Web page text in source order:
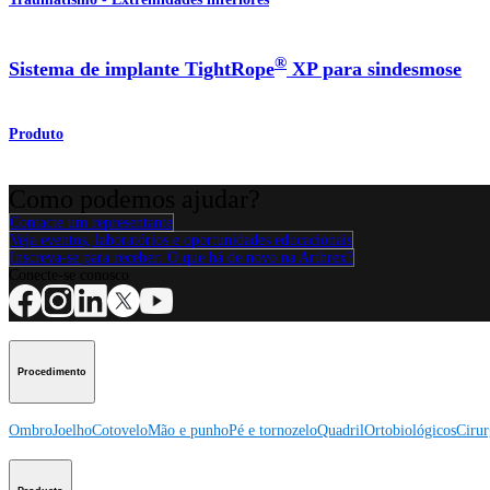
Sistema de implante TightRope® XP para sindesmose
Produto
Contacte um representante
Veja eventos, laboratórios e oportunidades educacionais
Inscreva-se para receber: O que há de novo na Arthrex?
Procedimento
OmbroJoelhoCotoveloMão e punhoPé e tornozeloQuadrilOrtobiológicos